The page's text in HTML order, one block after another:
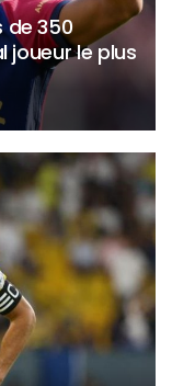
de 350
joueur le plus